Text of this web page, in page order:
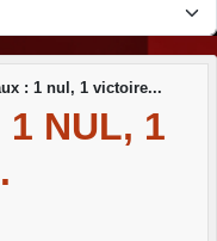
: 1 nul, 1 victoire...
NUL, 1